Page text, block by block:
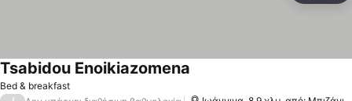
Bed & breakfast
Tsabidou Enoikiazomena